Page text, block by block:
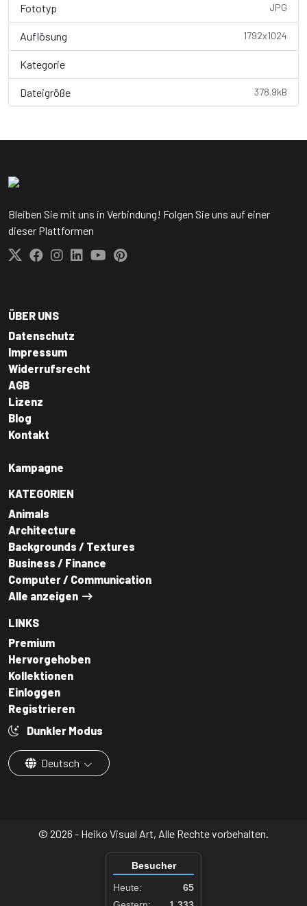
Fototyp JPG
Auflösung 1792x1024
Kategorie
Dateigröße 378.9kB
Bleiben Sie mit uns in Verbindung! Folgen Sie uns auf einer
dieser Plattformen
ÜBER UNS
Datenschutz
Impressum
Widerrufsrecht
AGB
Lizenz
Blog
Kontakt
Kampagne
KATEGORIEN
Animals
Architecture
Backgrounds / Textures
Business / Finance
Computer / Communication
Alle anzeigen
LINKS
Premium
Hervorgehoben
Kollektionen
Einloggen
Registrieren
Dunkler Modus
Deutsch
© 2026 - Heiko Visual Art, Alle Rechte vorbehalten.
Besucher
Heute:
65